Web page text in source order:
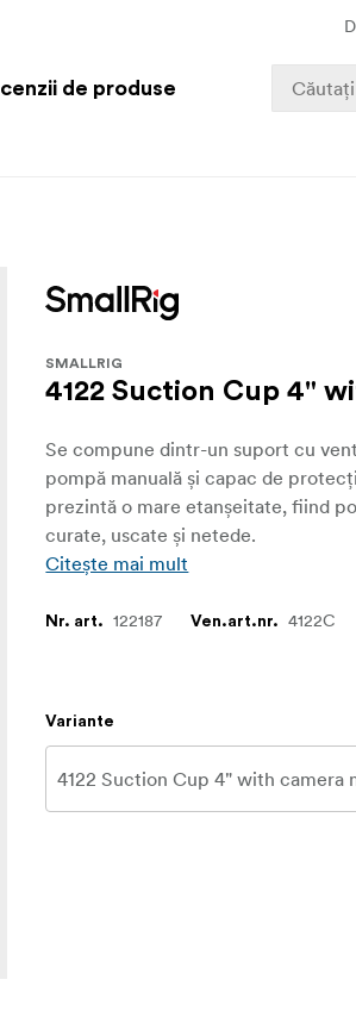
de produse
SMALLRIG
4122 Suction Cup 4"
Se compune dintr-un suport cu
pompă manuală și capac de
prezintă o mare etanșeitate, fiind
curate, uscate și netede.
Citește mai mult
Nr. art. 122187 Ven.art.nr. 4122C
Variante